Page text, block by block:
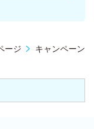
ージ キャンペーン